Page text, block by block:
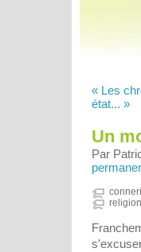
« Les
état... »
Un
Par
religion